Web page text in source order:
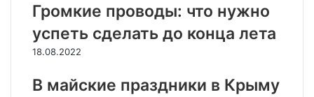
Громкие проводы: что нужно
успеть сделать до конца лета
18.08.2022
В майские праздники в Крыму